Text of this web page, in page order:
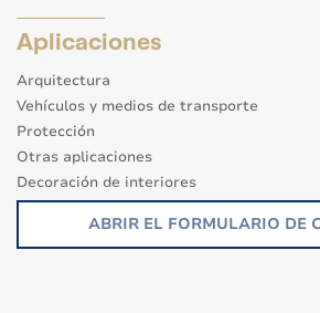
Aplicaciones
Arquitectura
Vehículos y medios de transporte
Protección
Otras aplicaciones
Decoración de interiores
Señalización
EcorresponsableABRIR EL FORMULARIO DE